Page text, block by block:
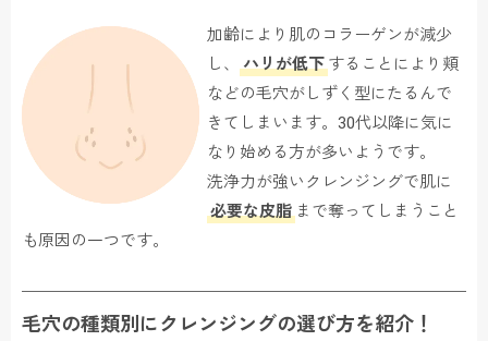
加齢により肌のコラーゲンが減少
し、ハリが低下 することにより頬
などの毛穴がしずく型にたるんで
きてしまいます。30代以降に気に
なり始める方が多いようです。
洗浄力が強いクレンジングで肌に
必要な皮脂 まで奪ってしまうこと
も原因の一つです。
毛穴の種類別にクレンジングの選び方を紹介！